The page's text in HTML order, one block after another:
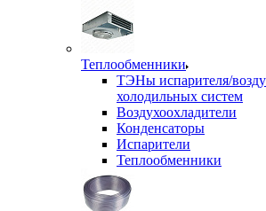
Теплообменники
ТЭНы испарителя/
холодильных систем
Воздухоохладители
Конденсаторы
Испарители
Теплообменники